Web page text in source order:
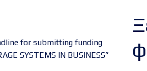
for submitting funding
SYSTEMS IN BUSINESS”